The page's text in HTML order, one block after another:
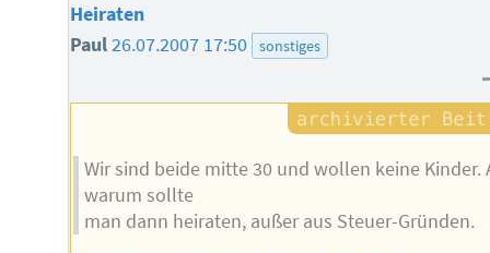
Heiraten
Paul26.07.2007 17:50 sonstiges
Wir sind beide mitte 30 und wollen keine Kinder.
warum sollte
man dann heiraten, außer aus Steuer-Gründen.